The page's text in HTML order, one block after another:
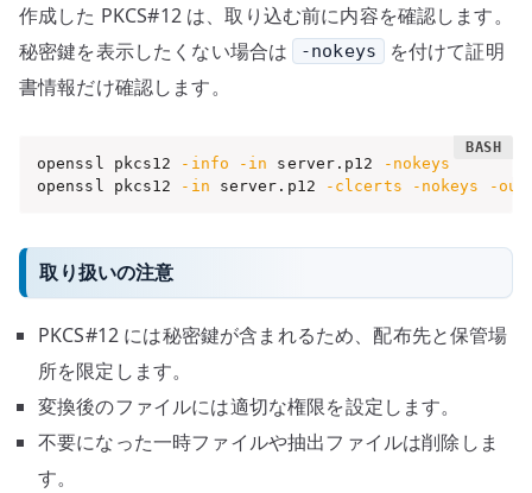
作成した PKCS#12 は、取り込む前に内容を確認します。
秘密鍵を表示したくない場合は
-nokeys
を付けて証明
書情報だけ確認します。
openssl pkcs12 -info -in server.p12
-nokeys
openssl pkcs12
-in server.p12 -clcerts -nokeys -out
取り扱いの注意
PKCS#12 には秘密鍵が含まれるため、配布先と保管場
所を限定します。
変換後のファイルには適切な権限を設定します。
不要になった一時ファイルや抽出ファイルは削除しま
す。